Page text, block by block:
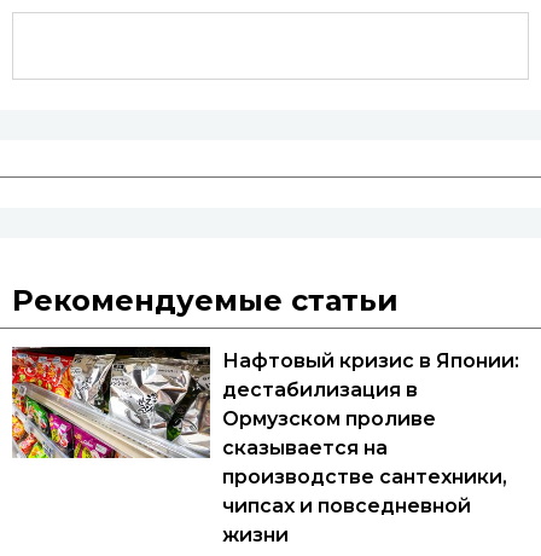
Рекомендуемые статьи
Нафтовый кризис в Японии:
дестабилизация в
Ормузском проливе
сказывается на
производстве сантехники,
чипсах и повседневной
жизни